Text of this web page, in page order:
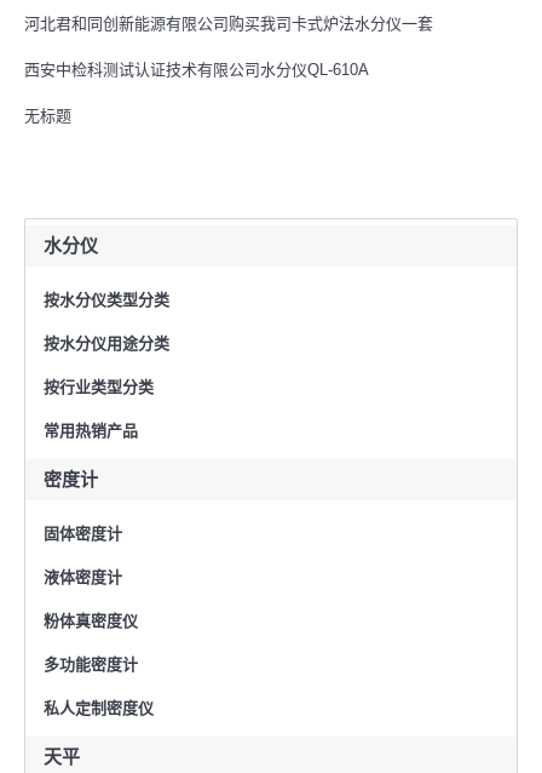
河北君和同创新能源有限公司购买我司卡式炉法水分仪一套
西安中检科测试认证技术有限公司水分仪QL-610A
无标题
水分仪
按水分仪类型分类
按水分仪用途分类
按行业类型分类
常用热销产品
密度计
固体密度计
液体密度计
粉体真密度仪
多功能密度计
私人定制密度仪
天平